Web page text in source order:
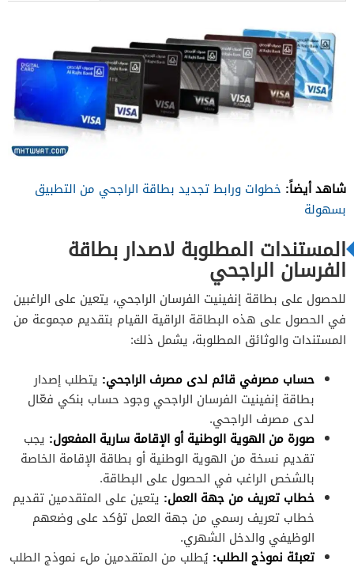
شاهد أيضاً: خطوات ورابط تجديد بطاقة الراجحي من التطبيق
بسهولة
المستندات المطلوبة لاصدار بطاقة
الفرسان الراجحي
للحصول على بطاقة إنفينيت الفرسان الراجحي، يتعين على الراغبين
في الحصول على هذه البطاقة الراقية القيام بتقديم مجموعة من
المستندات والوثائق المطلوبة، يشمل ذلك:
حساب مصرفي قائم لدى مصرف الراجحي: يتطلب إصدار
بطاقة إنفينيت الفرسان الراجحي وجود حساب بنكي فعّال
لدى مصرف الراجحي.
صورة من الهوية الوطنية أو الإقامة سارية المفعول: يجب
تقديم نسخة من الهوية الوطنية أو بطاقة الإقامة الخاصة
بالشخص الراغب في الحصول على البطاقة.
خطاب تعريف من جهة العمل: يتعين على المتقدمين تقديم
خطاب تعريف رسمي من جهة العمل تؤكد على وضعهم
الوظيفي والدخل الشهري.
تعبئة نموذج الطلب: يُطلب من المتقدمين ملء نموذج الطلب